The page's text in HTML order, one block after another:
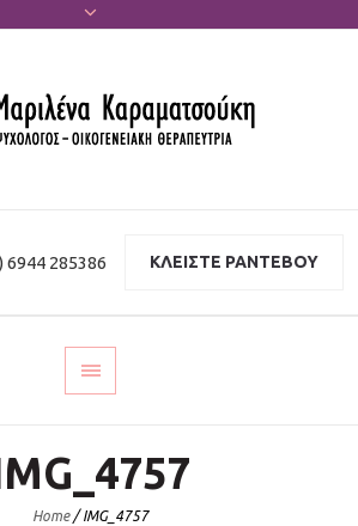
6944 285386 ΚΛΕΙΣΤΕ ΡΑΝΤΕΒΟΥ
Home / IMG_4757